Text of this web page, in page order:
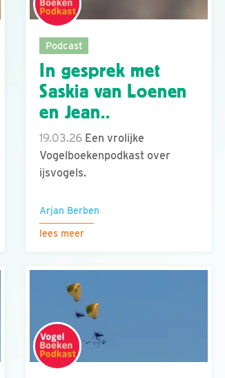
Podcast
In gesprek met
Saskia van Loenen
en Jean..
19.03.26 Een vrolijke
Vogelboekenpodkast over
ijsvogels.
Arjan Berben
lees meer